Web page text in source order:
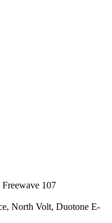
107
North Volt, Duotone E-